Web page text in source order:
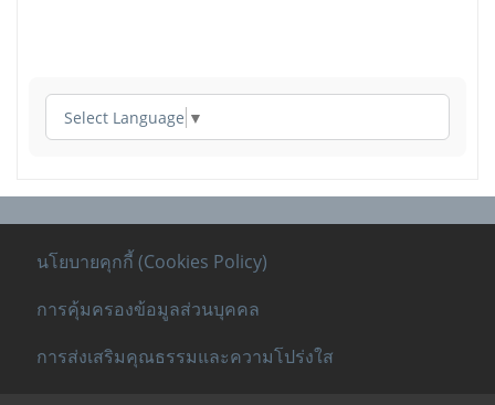
Select Language ▼
นโยบายคุกกี้ (Cookies Policy)
การคุ้มครองข้อมูลส่วนบุคคล
การส่งเสริมคุณธรรมและความโปร่งใส